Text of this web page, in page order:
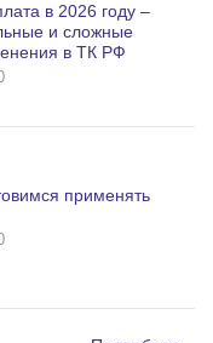
в 2026 году –
и сложные
в ТК РФ
применять